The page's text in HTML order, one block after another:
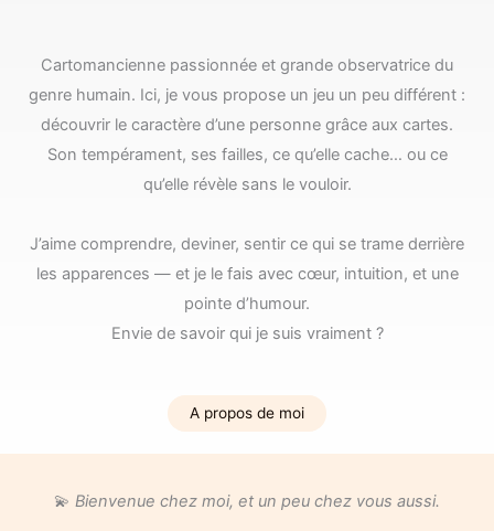
Cartomancienne passionnée et grande observatrice du
genre humain. Ici, je vous propose un jeu un peu différent :
découvrir le caractère d’une personne grâce aux cartes.
Son tempérament, ses failles, ce qu’elle cache… ou ce
qu’elle révèle sans le vouloir.
J’aime comprendre, deviner, sentir ce qui se trame derrière
les apparences — et je le fais avec cœur, intuition, et une
pointe d’humour.
Envie de savoir qui je suis vraiment ?
A propos de moi
💫 Bienvenue chez moi, et un peu chez vous aussi.